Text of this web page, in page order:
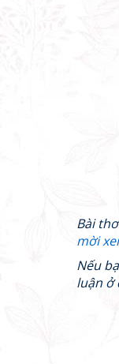
Bài
mời
Nếu
luận ở